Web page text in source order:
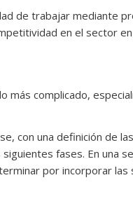
de trabajar mediante
en el sector
más complicado,
con una definición de
fases. En una
por incorporar las